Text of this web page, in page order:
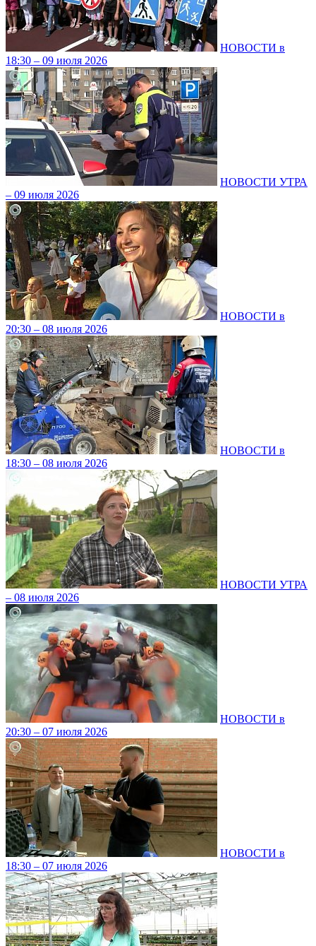
НОВОСТИ в
18:30 – 09 июля 2026
НОВОСТИ УТРА
– 09 июля 2026
НОВОСТИ в
20:30 – 08 июля 2026
НОВОСТИ в
18:30 – 08 июля 2026
НОВОСТИ УТРА
– 08 июля 2026
НОВОСТИ в
20:30 – 07 июля 2026
НОВОСТИ в
18:30 – 07 июля 2026